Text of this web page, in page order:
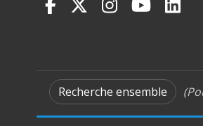
Recherche ensemble